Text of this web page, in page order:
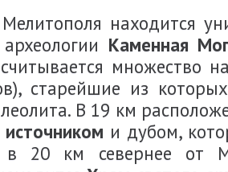
находится
Каменная
множество
старейшие из
В 19 км
и дубом,
в 20 км севернее от